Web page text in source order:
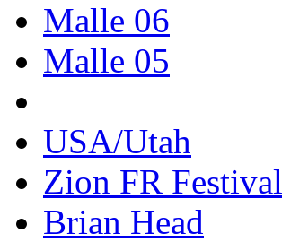
Malle 06
Malle 05
USA/Utah
Zion FR Festival
Brian Head